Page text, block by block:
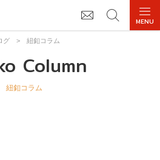
グ > 紐釦コラム
Column
紐釦コラム